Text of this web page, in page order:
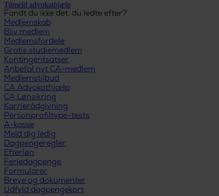
Tilmeld advokathjælp
Fandt du ikke det, du ledte efter?
Medlemskab
Bliv medlem
Medlemsfordele
Gratis studiemedlem
Kontingentsatser
Anbefal nyt CA-medlem
Medlemstilbud
CA Advokathjælp
CA Lønsikring
Karrierådgivning
Personprofiltype-tests
A-kasse
Meld dig ledig
Dagpengeregler
Efterløn
Feriedagpenge
Formularer
Breve og dokumenter
Udfyld dagpengekort